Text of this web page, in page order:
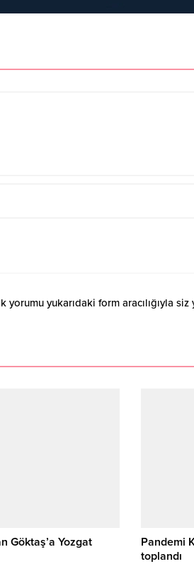
yorumu yukarıdaki form aracılığıyla
Göktaş’a Yozgat
Pandemi
toplandı